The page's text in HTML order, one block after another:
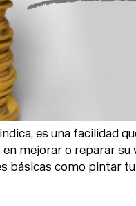
es una facilidad
mejorar o reparar su
básicas como pintar